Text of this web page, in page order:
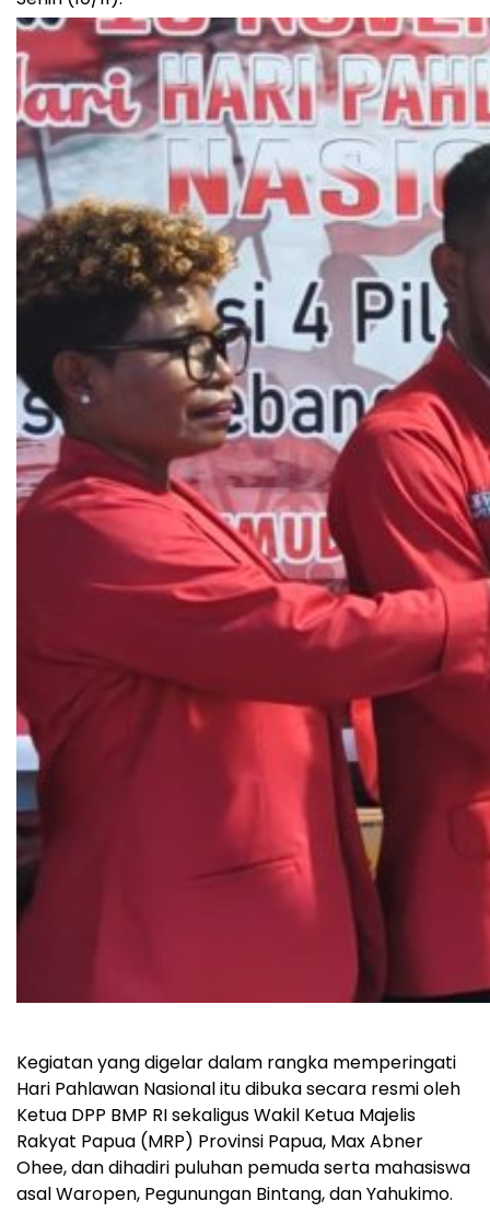
Kegiatan yang digelar dalam rangka memperingati
Hari Pahlawan Nasional itu dibuka secara resmi oleh
Ketua DPP BMP RI sekaligus Wakil Ketua Majelis
Rakyat Papua (MRP) Provinsi Papua, Max Abner
Ohee, dan dihadiri puluhan pemuda serta mahasiswa
asal Waropen, Pegunungan Bintang, dan Yahukimo.